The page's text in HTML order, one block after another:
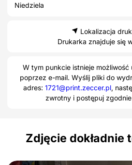
Niedziela
Lokalizacja
Drukarka znajduje się
W tym punkcie istnieje możliwość
poprzez e-mail. Wyślij pliki do
adres: 1721@print.zeccer.pl,
zwrotny i postępuj
Zdjęcie dokładnie